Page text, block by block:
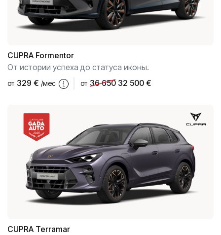
CUPRA Formentor
От истории успеха до статуса иконы.
от 329 € /мес от 36 650 32 500 €
CUPRA Terramar